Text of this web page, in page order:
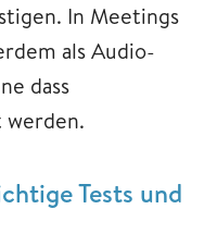
In Meetings
als Audio-
dass
werden.
Tests und